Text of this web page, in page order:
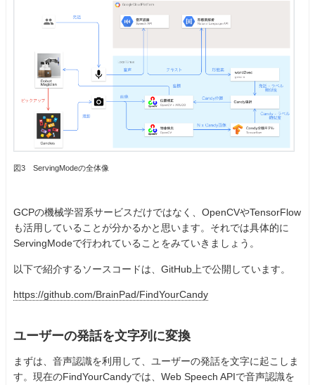
図3 ServingModeの全体像
GCPの機械学習系サービスだけではなく、OpenCVやTensorFlow
も活用していることが分かるかと思います。それでは具体的に
ServingModeで行われていることをみていきましょう。
以下で紹介するソースコードは、GitHub上で公開しています。
https://github.com/BrainPad/FindYourCandy
ユーザーの発話を文字列に変換
まずは、音声認識を利用して、ユーザーの発話を文字に起こしま
す。現在のFindYourCandyでは、Web Speech APIで音声認識を